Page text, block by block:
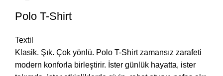
Polo T-Shirt
Textil
Klasik. Şık. Çok yönlü. Polo T-Shirt zamansız zarafeti
modern konforla birleştirir. İster günlük hayatta, ister